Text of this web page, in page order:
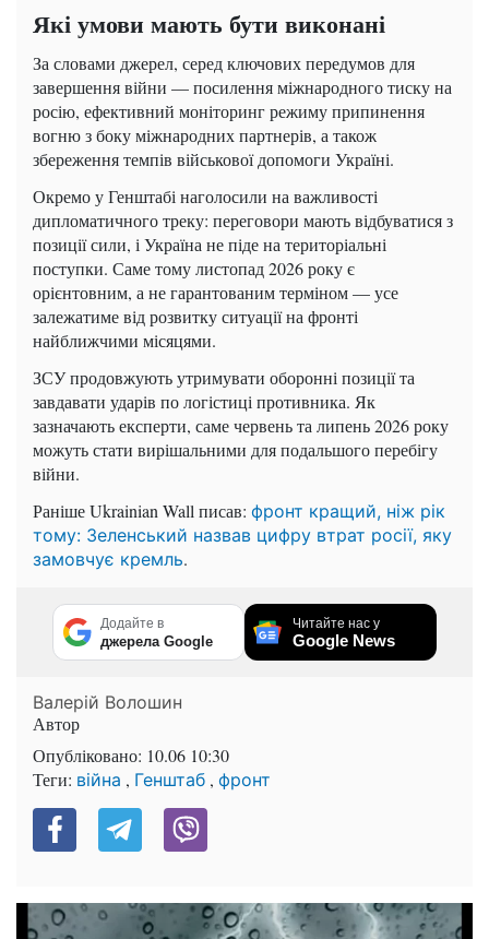
Які умови мають бути виконані
За словами джерел, серед ключових передумов для
завершення війни — посилення міжнародного тиску на
росію, ефективний моніторинг режиму припинення
вогню з боку міжнародних партнерів, а також
збереження темпів військової допомоги Україні.
Окремо у Генштабі наголосили на важливості
дипломатичного треку: переговори мають відбуватися з
позиції сили, і Україна не піде на територіальні
поступки. Саме тому листопад 2026 року є
орієнтовним, а не гарантованим терміном — усе
залежатиме від розвитку ситуації на фронті
найближчими місяцями.
ЗСУ продовжують утримувати оборонні позиції та
завдавати ударів по логістиці противника. Як
зазначають експерти, саме червень та липень 2026 року
можуть стати вирішальними для подальшого перебігу
війни.
Раніше Ukrainian Wall писав: фронт кращий, ніж рік
тому: Зеленський назвав цифру втрат росії, яку
замовчує кремль.
Додайте в
джерела Google
Читайте нас у
Google News
Валерій Волошин
Автор
Опубліковано: 10.06 10:30
Теги: війна , Генштаб , фронт